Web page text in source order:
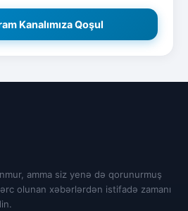
Kanalımıza Qoşul
amma siz yenə də qorunurmuş
olunan xəbərlərdən istifadə zamanı